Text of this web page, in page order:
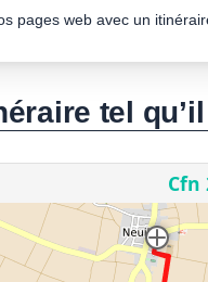
pages web avec un
tel